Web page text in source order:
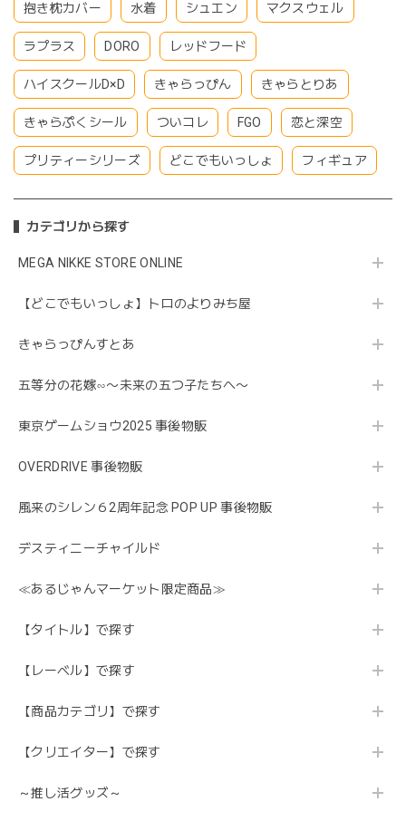
抱き枕カバー 水着 シュエン マクスウェル
ラプラス DORO レッドフード
ハイスクールD×D きゃらっぴん きゃらとりあ
きゃらぷくシール ついコレ FGO 恋と深空
プリティーシリーズ どこでもいっしょ フィギュア
カテゴリから探す
MEGA NIKKE STORE ONLINE
【どこでもいっしょ】トロのよりみち屋
きゃらっぴんすとあ
五等分の花嫁∽〜未来の五つ子たちへ〜
東京ゲームショウ2025 事後物販
OVERDRIVE 事後物販
風来のシレン６2周年記念 POP UP 事後物販
デスティニーチャイルド
≪あるじゃんマーケット限定商品≫
【タイトル】で探す
【レーベル】で探す
【商品カテゴリ】で探す
【クリエイター】で探す
～推し活グッズ～